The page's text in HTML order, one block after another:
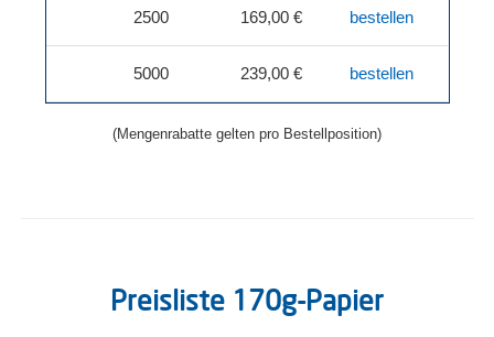
2500 169,00 € bestellen
5000 239,00 € bestellen
(Mengenrabatte gelten pro Bestellposition)
Preisliste 170g-Papier